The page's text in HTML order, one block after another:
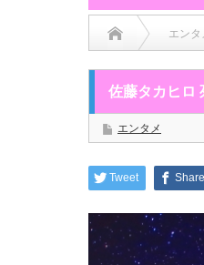
エンタ
佐藤タカヒロ
エンタメ
Tweet Share